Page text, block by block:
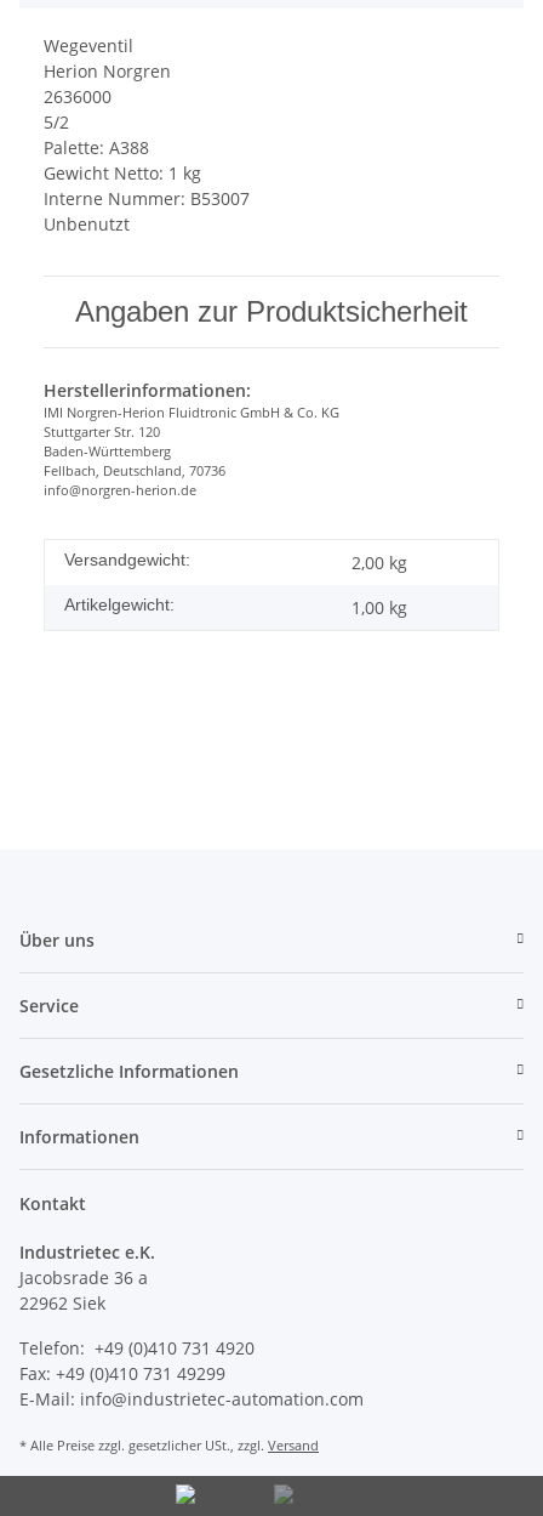
Wegeventil
Herion Norgren
2636000
5/2
Palette: A388
Gewicht Netto: 1 kg
Interne Nummer: B53007
Unbenutzt
Angaben zur Produktsicherheit
Herstellerinformationen:
IMI Norgren-Herion Fluidtronic GmbH & Co. KG
Stuttgarter Str. 120
Baden-Württemberg
Fellbach, Deutschland, 70736
info@norgren-herion.de
Versandgewicht: 2,00 kg
Artikelgewicht: 1,00 kg
Über uns
Service
Gesetzliche Informationen
Informationen
Kontakt
Industrietec e.K.
Jacobsrade 36 a
22962 Siek
Telefon: +49 (0)410 731 4920
Fax: +49 (0)410 731 49299
E-Mail: info@industrietec-automation.com
* Alle Preise zzgl. gesetzlicher USt., zzgl. Versand